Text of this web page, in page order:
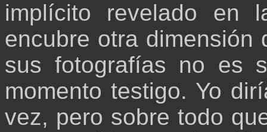
implícito revelado en
encubre otra dimensión
sus fotografías no es
momento testigo. Yo
vez, pero sobre todo